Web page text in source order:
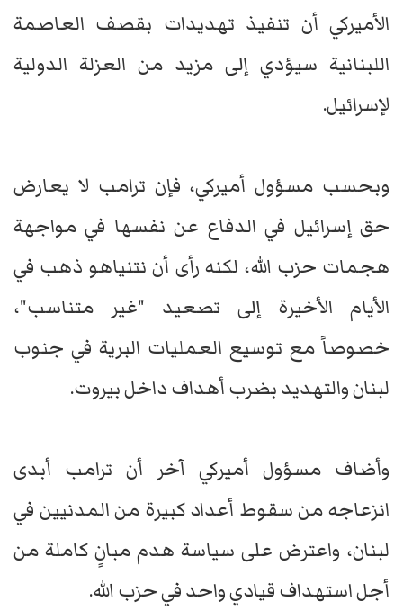
الأميركي أن تنفيذ تهديدات بقصف العاصمة
اللبنانية سيؤدي إلى مزيد من العزلة الدولية
لإسرائيل.
وبحسب مسؤول أميركي، فإن ترامب لا يعارض
حق إسرائيل في الدفاع عن نفسها في مواجهة
هجمات حزب الله، لكنه رأى أن نتنياهو ذهب في
الأيام الأخيرة إلى تصعيد "غير متناسب"،
خصوصاً مع توسيع العمليات البرية في جنوب
لبنان والتهديد بضرب أهداف داخل بيروت.
وأضاف مسؤول أميركي آخر أن ترامب أبدى
انزعاجه من سقوط أعداد كبيرة من المدنيين في
لبنان، واعترض على سياسة هدم مبانٍ كاملة من
أجل استهداف قيادي واحد في حزب الله.